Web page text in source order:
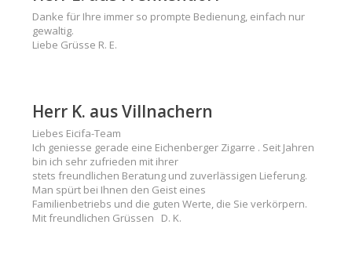
Danke für Ihre immer so prompte Bedienung, einfach nur
gewaltig.
Liebe Grüsse R. E.
Herr K. aus Villnachern
Liebes Eicifa-Team
Ich geniesse gerade eine Eichenberger Zigarre . Seit Jahren
bin ich sehr zufrieden mit ihrer
stets freundlichen Beratung und zuverlässigen Lieferung.
Man spürt bei Ihnen den Geist eines
Familienbetriebs und die guten Werte, die Sie verkörpern.
Mit freundlichen Grüssen D. K.